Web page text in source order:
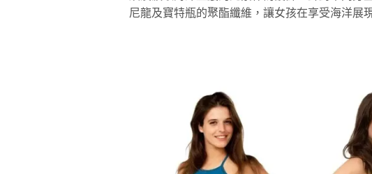
尼龍及寶特瓶的聚酯纖維，讓女孩在享受海洋展